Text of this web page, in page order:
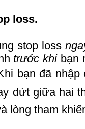
loss.
stop loss
trước khibạn
bạn đã nhập
dứt giữa hai
lòng tham